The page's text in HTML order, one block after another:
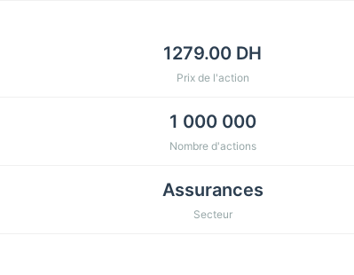
1279.00 DH
Prix de l'action
1 000 000
Nombre d'actions
Assurances
Secteur